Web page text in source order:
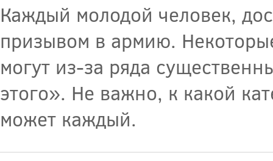
Каждый молодой человек,
призывом в армию.
могут из-за ряда
этого». Не важно, к какой
может каждый.